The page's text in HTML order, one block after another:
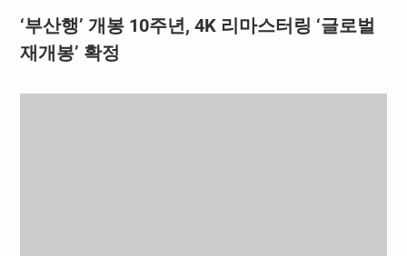
‘부산행’ 개봉 10주년, 4K 리마스터링 ‘글로벌
재개봉’ 확정